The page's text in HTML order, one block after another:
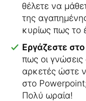
θέλετε να
της
κυρίως πως το
Εργάζεστε
πως οι
αρκετές ώστε
στο
Πολύ ωραία!